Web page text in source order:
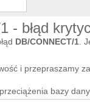
- błąd
DB/CONNECT/1 .
i przepraszamy
bazy